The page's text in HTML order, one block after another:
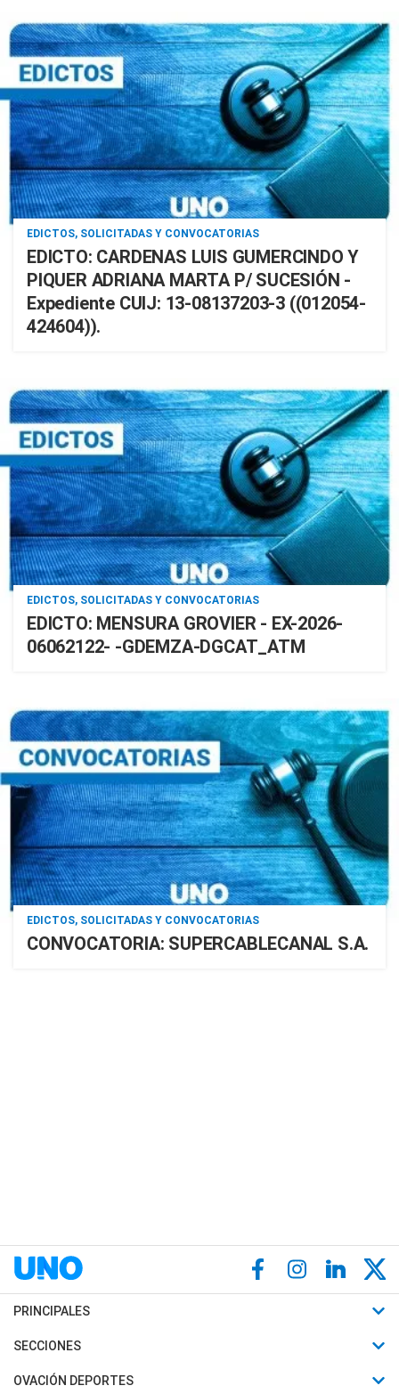
EDICTOS, SOLICITADAS Y CONVOCATORIAS
EDICTO: CARDENAS LUIS GUMERCINDO Y
PIQUER ADRIANA MARTA P/ SUCESIÓN -
Expediente CUIJ: 13-08137203-3 ((012054-
424604)).
EDICTOS, SOLICITADAS Y CONVOCATORIAS
EDICTO: MENSURA GROVIER - EX-2026-
06062122- -GDEMZA-DGCAT_ATM
EDICTOS, SOLICITADAS Y CONVOCATORIAS
CONVOCATORIA: SUPERCABLECANAL S.A.
PRINCIPALES
Últimas Noticias
Política
SECCIONES
Horóscopo
OVACIÓN DEPORTES